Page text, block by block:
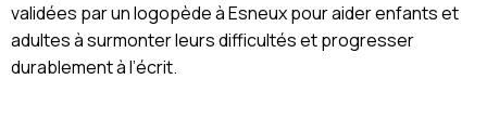
validées par un logopède à Esneux pour aider enfants et
adultes à surmonter leurs difficultés et progresser
durablement à l’écrit.